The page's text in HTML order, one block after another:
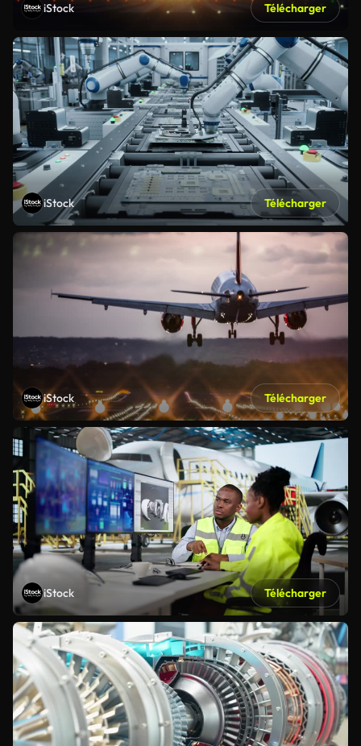
iStock Télécharger
iStock Télécharger
iStock Télécharger
iStock Télécharger